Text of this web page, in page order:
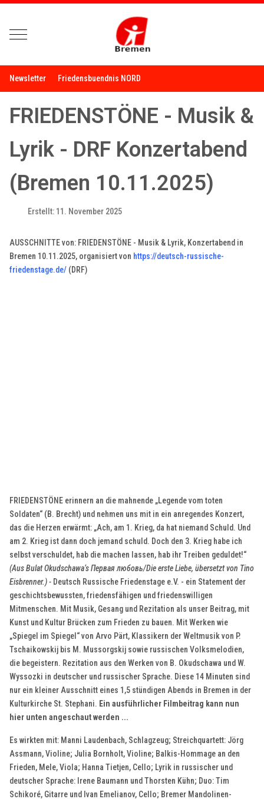
Mobile Menu Toggle
Newsletter Friedensbuendnis NORD
FRIEDENSTÖNE - Musik &
Lyrik - DRF Konzertabend
(Bremen 10.11.2025)
Erstellt: 11. November 2025
AUSSCHNITTE von: FRIEDENSTÖNE - Musik & Lyrik, Konzertabend in
Bremen 10.11.2025, organisiert von https://deutsch-russische-
friedenstage.de/ (DRF)
FRIEDENSTÖNE erinnern an die mahnende „Legende vom toten
Soldaten“ (B. Brecht) und nehmen uns mit in ein anregendes Konzert,
das die Herzen erwärmt: „Ach, am 1. Krieg, da hat niemand Schuld. Und
am 2. Krieg ist dann doch jemand schuld. Doch den 3. Krieg habe ich
selbst verschuldet, hab die machen lassen, hab ihr Treiben geduldet!“
(Aus Bulat Okudschawa‘s Первая любовь/Die erste Liebe, übersetzt von Tino
Eisbrenner.) - Deutsch Russische Friedenstage e.V. - ein Statement der
geschichtsbewussten, friedensfähigen und friedenswilligen
Mitmenschen. Mit Musik, Gesang und Rezitation als unser Beitrag, mit
Kunst und Kultur Brücken zum Frieden zu bauen. Mit Werken wie
„Spiegel im Spiegel“ von Arvo Pärt, Klassikern der Weltmusik von P.
Tschaikowskij bis M. Mussorgskij sowie russischen Volksmelodien,
die begeistern. Rezitation aus den Werken von B. Okudschawa und W.
Wyssozki in deutscher und russischer Sprache. Diese 14 Minuten sind
nur ein kleiner Ausschnitt eines 1,5 stündigen Abends in Bremen in der
Kulturkirche St. Stephani. Ein ausführlicher Filmbeitrag kann nun
hier unten angeschaut werden ...
Es wirkten mit: Manni Laudenbach, Schlagzeug; Streichquartett: Jörg
Assmann, Violine; Julia Bornholt, Violine; Balkis-Hommage an den
Frieden, Mele, Viola; Hanna Tietjen, Cello; Lyrik in russischer und
deutscher Sprache: Irene Baumann und Thorsten Kühn; Duo: Tim
Schikoré, Gitarre und Ivan Emelianov, Cello; Bremer Mandolinen-